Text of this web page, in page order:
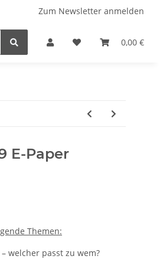
Zum Newsletter anmelden
0,00 €
2026 Lifestyle &
E-Paper
Themen:
welcher passt zu wem?